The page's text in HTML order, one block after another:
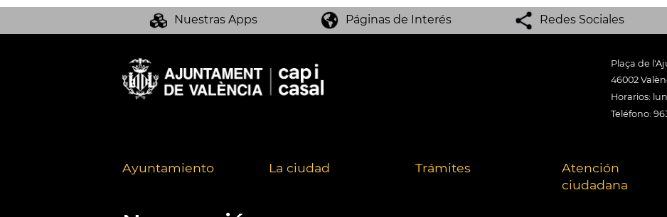
Nuestras Apps Páginas de Interés Redes Sociales
Plaça de
46002
Horarios:
Teléfono:
Ayuntamiento La ciudad Trámites
Atención
ciudadana